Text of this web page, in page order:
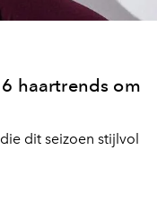
haartrends om
dit seizoen stijlvol